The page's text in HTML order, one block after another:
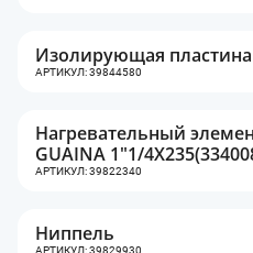
Изолирующая пластина
АРТИКУЛ: 39844580
Нагревательный
GUAINA 1"1/
АРТИКУЛ: 39822340
Ниппель
АРТИКУЛ: 39829930